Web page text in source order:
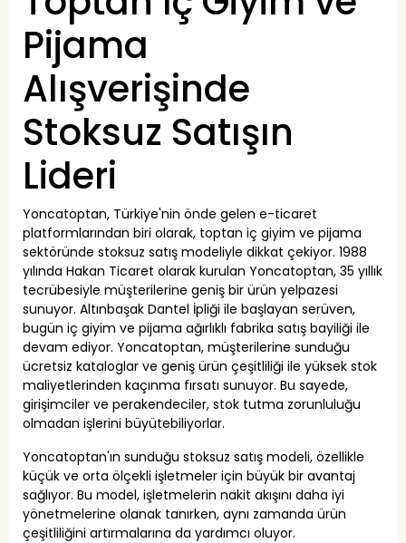
Pijama
Alışverişinde
Stoksuz Satışın
Lideri
Yoncatoptan, Türkiye'nin önde gelen e-ticaret
platformlarından biri olarak, toptan iç giyim ve pijama
sektöründe stoksuz satış modeliyle dikkat çekiyor. 1988
yılında Hakan Ticaret olarak kurulan Yoncatoptan, 35 yıllık
tecrübesiyle müşterilerine geniş bir ürün yelpazesi
sunuyor. Altınbaşak Dantel İpliği ile başlayan serüven,
bugün iç giyim ve pijama ağırlıklı fabrika satış bayiliği ile
devam ediyor. Yoncatoptan, müşterilerine sunduğu
ücretsiz kataloglar ve geniş ürün çeşitliliği ile yüksek stok
maliyetlerinden kaçınma fırsatı sunuyor. Bu sayede,
girişimciler ve perakendeciler, stok tutma zorunluluğu
olmadan işlerini büyütebiliyorlar.
Yoncatoptan'ın sunduğu stoksuz satış modeli, özellikle
küçük ve orta ölçekli işletmeler için büyük bir avantaj
sağlıyor. Bu model, işletmelerin nakit akışını daha iyi
yönetmelerine olanak tanırken, aynı zamanda ürün
çeşitliliğini artırmalarına da yardımcı oluyor.